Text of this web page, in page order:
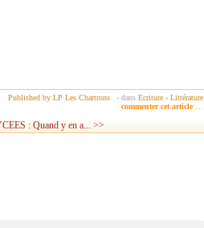
Published by LP Les Chartrons - dans Ecriture - Littérature
commenter cet article
: Quand y en a... >>